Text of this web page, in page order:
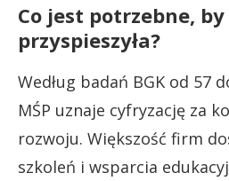
Co jest potrzebne,
przyspieszyła?
Według badań BGK od 57
MŚP uznaje cyfryzację za
rozwoju. Większość firm
szkoleń i wsparcia